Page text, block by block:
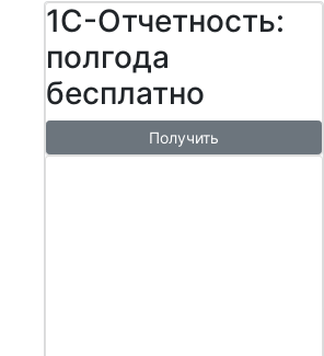
1С-Отчетность:
полгода
бесплатно
Получить